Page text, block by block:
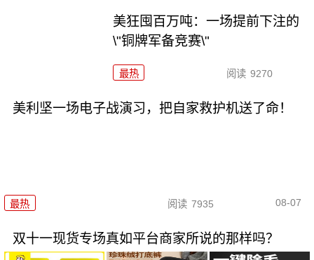
美狂囤百万吨：一场提前下注的
\"铜牌军备竞赛\"
最热 阅读 9270
美利坚一场电子战演习，把自家救护机送了命！
最热 阅读 7935 08-07
双十一现货专场真如平台商家所说的那样吗？